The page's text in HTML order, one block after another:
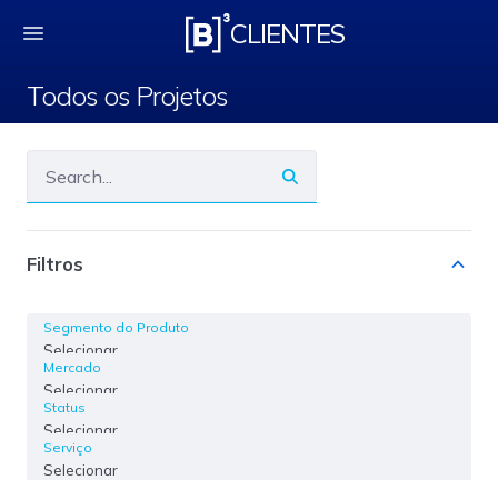
Todos os Projetos
CLIENTES
Todos os Projetos
Filtros
Segmento do Produto
Selecionar
Mercado
Selecionar
Status
Selecionar
Serviço
Selecionar